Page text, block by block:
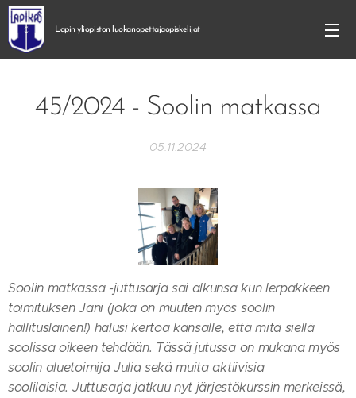
Lapin yliopiston luokanopettajaopiskelijat
45/2024 - Soolin matkassa
05.11.2024
Soolin matkassa -juttusarja sai alkunsa kun lerpakkeen
toimituksen Jani (joka on muuten myös soolin
hallituslainen!) halusi kertoa kansalle, että mitä siellä
soolissa oikeen tehdään. Tässä jutussa on mukana myös
soolin aluetoimija Julia sekä muita aktiivisia
soolilaisia. Juttusarja jatkuu nyt järjestökurssin merkeissä,